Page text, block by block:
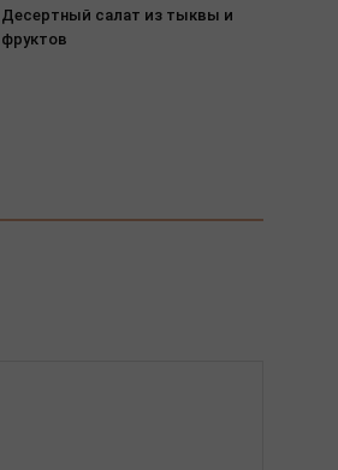
Десертный салат из тыквы и
фруктов